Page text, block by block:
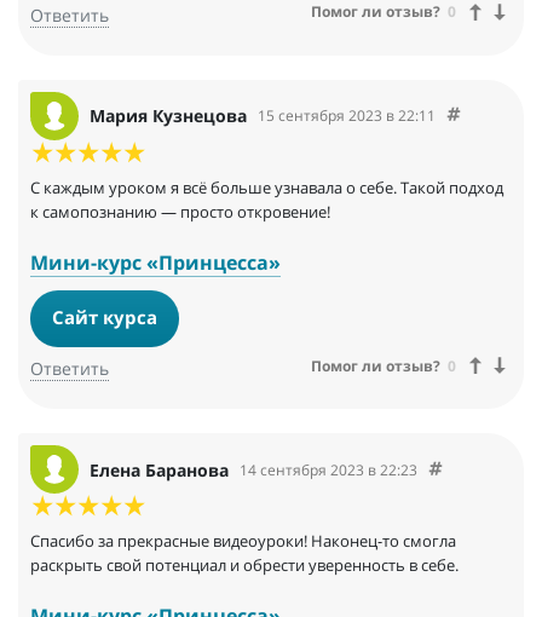
Ответить Помог ли отзыв? 0
Мария Кузнецова 15 сентября 2023 в 22:11
С каждым уроком я всё больше узнавала о себе. Такой подход
к самопознанию — просто откровение!
Мини-курс «Принцесса»
Сайт курса
Ответить Помог ли отзыв? 0
Елена Баранова 14 сентября 2023 в 22:23
Спасибо за прекрасные видеоуроки! Наконец-то смогла
раскрыть свой потенциал и обрести уверенность в себе.